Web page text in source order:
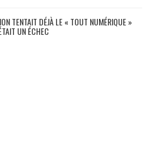
TENTAIT DÉJÀ LE « TOUT NUMÉRIQUE »
UN ÉCHEC